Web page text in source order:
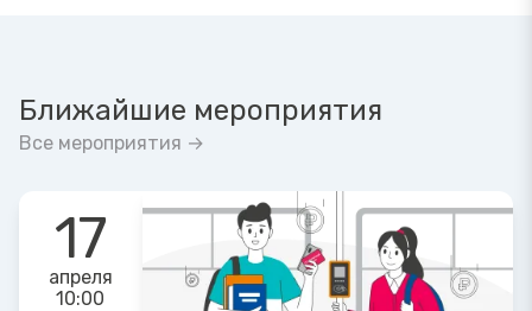
Ближайшие мероприятия
Все мероприятия →
17
апреля
10:00